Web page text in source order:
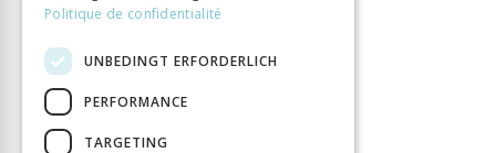
Politique de confidentialité
UNBEDINGT ERFORDERLICH
PERFORMANCE
TARGETING